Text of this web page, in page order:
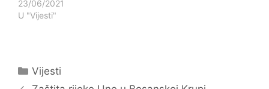
23/06/2021
U "Vijesti"
Kategorije
Vijesti